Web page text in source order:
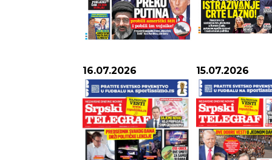
16.07.2026 15.07.2026